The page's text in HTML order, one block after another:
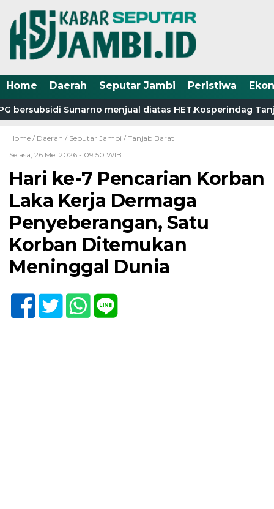
Home Daerah Seputar Jambi Peristiwa
bersubsidi Sunarno menjual diatas HET,Kosperindag
Home / Daerah / Seputar Jambi / Tanjab Barat
Selasa, 26 Mei 2026 - 09:50 WIB
Hari ke-7 Pencarian Korban
Laka Kerja Dermaga
Penyeberangan, Satu
Korban Ditemukan
Meninggal Dunia